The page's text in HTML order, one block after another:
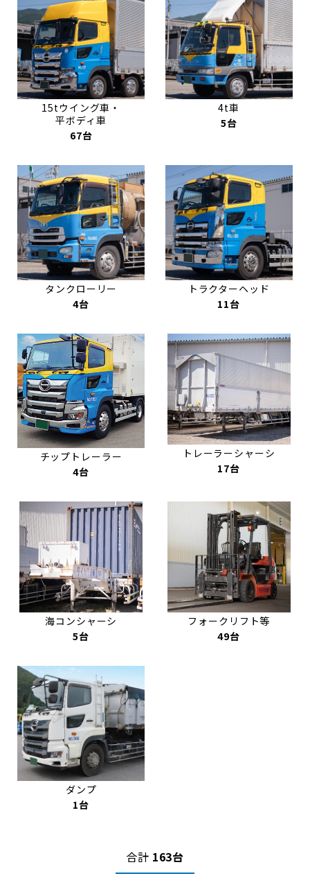
15tウイング車・
平ボディ車
67台
4t車
5台
タンクローリー
4台
トラクターヘッド
11台
チップトレーラー
4台
トレーラーシャーシ
17台
海コンシャーシ
5台
フォークリフト等
49台
ダンプ
1台
合計 163台